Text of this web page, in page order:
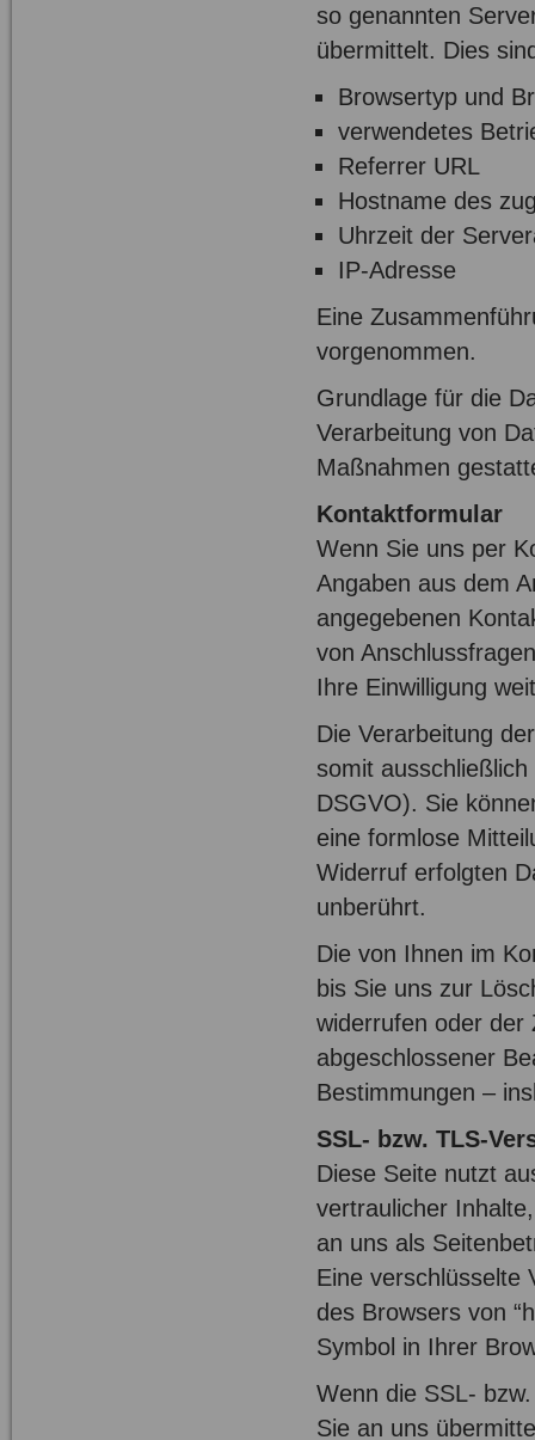
so genannten
übermittelt. Dies
Browsertyp und
verwendetes
Referrer URL
Hostname des
Uhrzeit der
IP-Adresse
Eine
vorgenommen.
Grundlage für die
Verarbeitung von
Maßnahmen
Kontaktformular
Wenn Sie uns per
Angaben aus dem
angegebenen
von
Ihre Einwilligung
Die Verarbeitung
somit
DSGVO). Sie
eine formlose
Widerruf erfolgten
unberührt.
Die von Ihnen im
bis Sie uns zur
widerrufen oder der
abgeschlossener
Bestimmungen –
SSL- bzw. TLS-
Diese Seite nutzt
vertraulicher
an uns als
Eine verschlüsselte
des Browsers von
Symbol in Ihrer
Wenn die SSL-
Sie an uns